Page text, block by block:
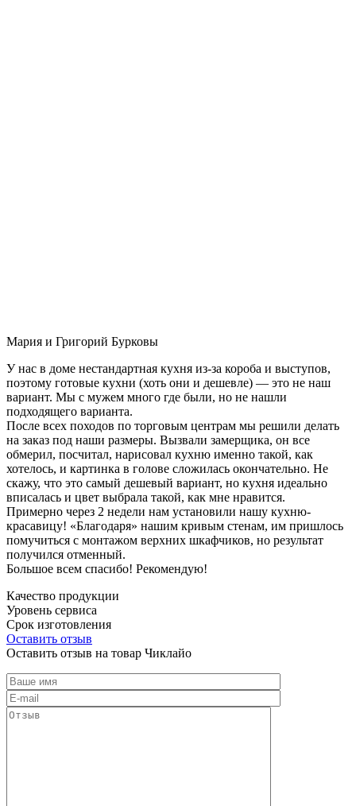
Мария и Григорий Бурковы
У нас в доме нестандартная кухня из-за короба и выступов,
поэтому готовые кухни (хоть они и дешевле) — это не наш
вариант. Мы с мужем много где были, но не нашли
подходящего варианта.
После всех походов по торговым центрам мы решили делать
на заказ под наши размеры. Вызвали замерщика, он все
обмерил, посчитал, нарисовал кухню именно такой, как
хотелось, и картинка в голове сложилась окончательно. Не
скажу, что это самый дешевый вариант, но кухня идеально
вписалась и цвет выбрала такой, как мне нравится.
Примерно через 2 недели нам установили нашу кухню-
красавицу! «Благодаря» нашим кривым стенам, им пришлось
помучиться с монтажом верхних шкафчиков, но результат
получился отменный.
Большое всем спасибо! Рекомендую!
Качество продукции
Уровень сервиса
Срок изготовления
Оставить отзыв
Оставить отзыв на товар Чиклайо